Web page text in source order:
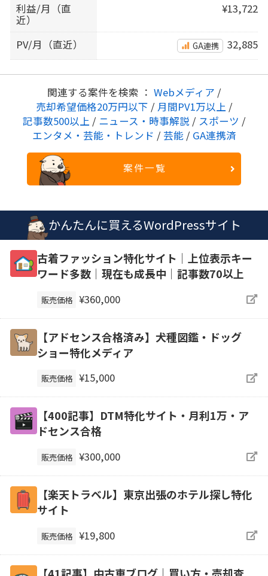
利益/月（直
近）
¥13,722
PV/月（直近） GA連携 32,885
関連する案件を検索 ： Webメディア /
売却希望価格20万円以下 / 月間PV1万以上 /
記事数500以上 / ニュース・時事解説 / スポーツ /
エンタメ・芸能・トレンド / 芸能 / GA連携済
案件一覧
かんたんに買えるWordPressサイト
古着ファッション特化サイト│上位表示キー
ワード多数│現在も成長中│記事数70以上
販売価格 ¥360,000
【アドセンス合格済み】犬種図鑑・ドッグ
ショー特化メディア
販売価格 ¥15,000
【400記事】DTM特化サイト・月利1万・ア
ドセンス合格
販売価格 ¥300,000
【楽天トラベル】東京出張のホテル探し特化
サイト
販売価格 ¥19,800
【41記事】中古車ブログ｜買い方・売却査